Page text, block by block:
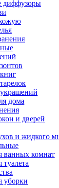
диффузоры
дома
и дверей
и жидкого
ванных комнат
туалета
уборки